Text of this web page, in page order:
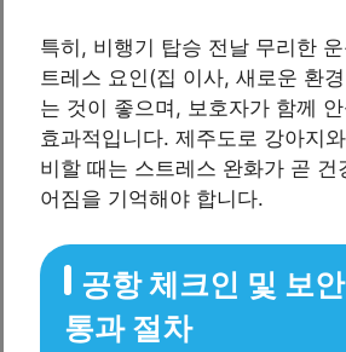
특히, 비행기 탑승 전날 무리한
트레스 요인(집 이사, 새로운 환
는 것이 좋으며, 보호자가 함께
효과적입니다. 제주도로 강아지
비할 때는 스트레스 완화가 곧 건
어짐을 기억해야 합니다.
공항 체크인 및 보
통과 절차